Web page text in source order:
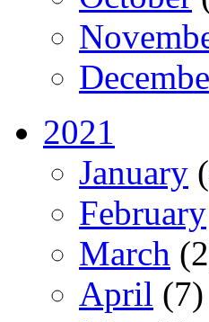
2021
January
February
March
April (7)